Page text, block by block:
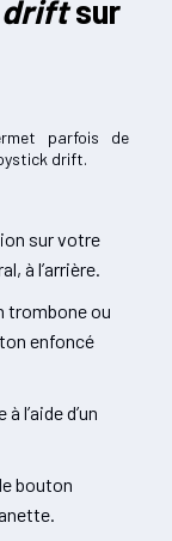
sur
parfois de
drift.
sur votre
à l’arrière.
trombone ou
enfoncé
l’aide d’un
bouton